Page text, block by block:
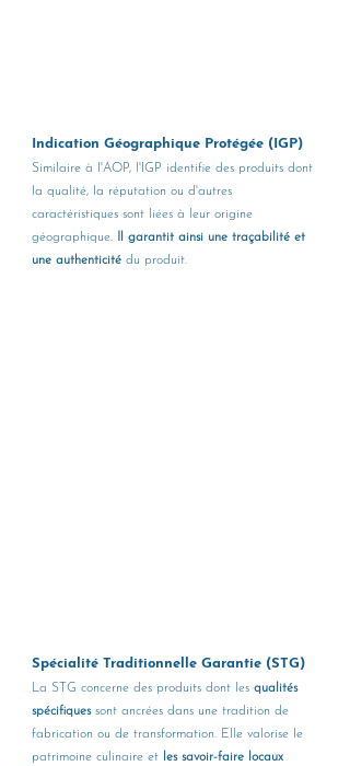
Indication Géographique Protégée (IGP)
Similaire à l'AOP, l'IGP identifie des produits dont
la qualité, la réputation ou d'autres
caractéristiques sont liées à leur origine
géographique.
Il garantit ainsi une traçabilité et
une authenticité du produit.
Spécialité Traditionnelle Garantie (STG)
La STG concerne des produits dont les qualités
spécifiques sont ancrées dans une tradition de
fabrication ou de transformation. Elle valorise le
patrimoine culinaire et les savoir-faire locaux